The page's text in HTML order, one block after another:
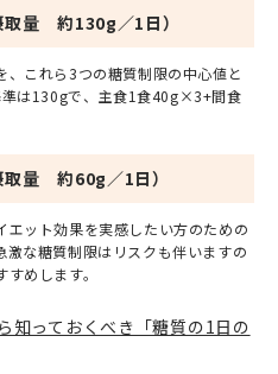
量 約130g／1日）
、これら3つの糖質制限の中心値と
準は130gで、主食1食40g×3+間食
量 約60g／1日）
エット効果を実感したい方のための
激な糖質制限はリスクも伴いますの
めします。
知っておくべき「糖質の1日の